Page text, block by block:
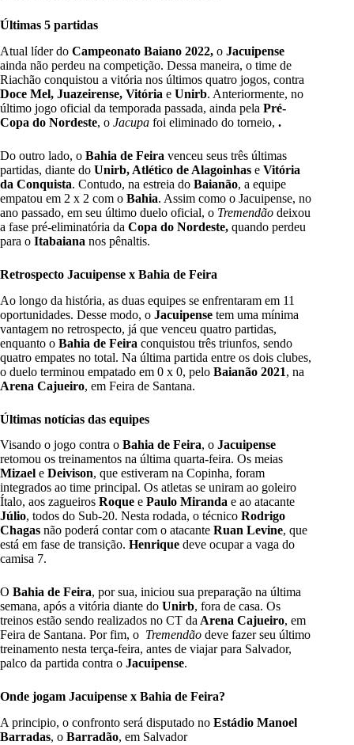
Últimas 5 partidas
Atual líder do Campeonato Baiano 2022, o Jacuipense
ainda não perdeu na competição. Dessa maneira, o time de
Riachão conquistou a vitória nos últimos quatro jogos, contra
Doce Mel, Juazeirense, Vitória e Unirb. Anteriormente, no
último jogo oficial da temporada passada, ainda pela Pré-
Copa do Nordeste, o Jacupa foi eliminado do torneio, .
Do outro lado, o Bahia de Feira venceu seus três últimas
partidas, diante do Unirb, Atlético de Alagoinhas e Vitória
da Conquista. Contudo, na estreia do Baianão, a equipe
empatou em 2 x 2 com o Bahia. Assim como o Jacuipense, no
ano passado, em seu último duelo oficial, o Tremendão deixou
a fase pré-eliminatória da Copa do Nordeste, quando perdeu
para o Itabaiana nos pênaltis.
Retrospecto Jacuipense x Bahia de Feira
Ao longo da história, as duas equipes se enfrentaram em 11
oportunidades. Desse modo, o Jacuipense tem uma mínima
vantagem no retrospecto, já que venceu quatro partidas,
enquanto o Bahia de Feira conquistou três triunfos, sendo
quatro empates no total. Na última partida entre os dois clubes,
o duelo terminou empatado em 0 x 0, pelo Baianão 2021, na
Arena Cajueiro, em Feira de Santana.
Últimas notícias das equipes
Visando o jogo contra o Bahia de Feira, o Jacuipense
retomou os treinamentos na última quarta-feira. Os meias
Mizael e Deivison, que estiveram na Copinha, foram
integrados ao time principal. Os atletas se uniram ao goleiro
Ítalo, aos zagueiros Roque e Paulo Miranda e ao atacante
Júlio, todos do Sub-20. Nesta rodada, o técnico Rodrigo
Chagas não poderá contar com o atacante Ruan Levine, que
está em fase de transição. Henrique deve ocupar a vaga do
camisa 7.
O Bahia de Feira, por sua, iniciou sua preparação na última
semana, após a vitória diante do Unirb, fora de casa. Os
treinos estão sendo realizados no CT daArena Cajueiro, em
Feira de Santana. Por fim, o Tremendão deve fazer seu último
treinamento nesta terça-feira, antes de viajar para Salvador,
palco da partida contra o Jacuipense.
Onde jogam Jacuipense x Bahia de Feira?
A principio, o confronto será disputado no Estádio Manoel
Barradas, o Barradão, em Salvador